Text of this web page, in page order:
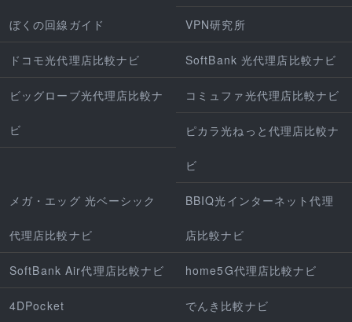
ぼくの回線ガイド VPN研究所
ドコモ光代理店比較ナビ SoftBank 光代理店比較ナビ
ビッグローブ光代理店比較ナ
ビ
コミュファ光代理店比較ナビ
ピカラ光ねっと代理店比較ナ
ビ
メガ・エッグ 光ベーシック
代理店比較ナビ
BBIQ光インターネット代理
店比較ナビ
SoftBank Air代理店比較ナビ home5G代理店比較ナビ
4DPocket でんき比較ナビ